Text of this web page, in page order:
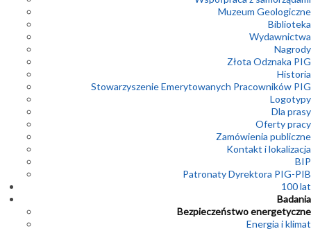
Muzeum Geologiczne
Biblioteka
Wydawnictwa
Nagrody
Złota Odznaka PIG
Historia
Stowarzyszenie Emerytowanych Pracowników PIG
Logotypy
Dla prasy
Oferty pracy
Zamówienia publiczne
Kontakt i lokalizacja
BIP
Patronaty Dyrektora PIG-PIB
100 lat
Badania
Bezpieczeństwo energetyczne
Energia i klimat